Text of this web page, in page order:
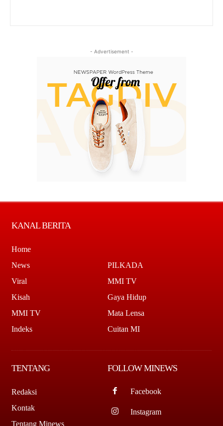
- Advertisement -
KANAL BERITA
Home
News
Viral
Kisah
MMI TV
Indeks
PILKADA
MMI TV
Gaya Hidup
Mata Lensa
Cuitan MI
TENTANG
Redaksi
Kontak
Tentang Minews
FOLLOW MINEWS
Facebook
Instagram